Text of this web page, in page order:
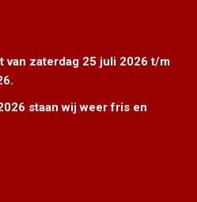
van zaterdag 25 juli 2026 t/m
staan wij weer fris en